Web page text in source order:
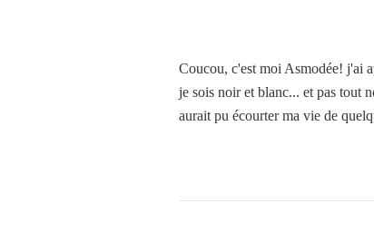
Coucou, c'est moi Asmodée! j'ai
je sois noir et blanc... et pas tout
aurait pu écourter ma vie de